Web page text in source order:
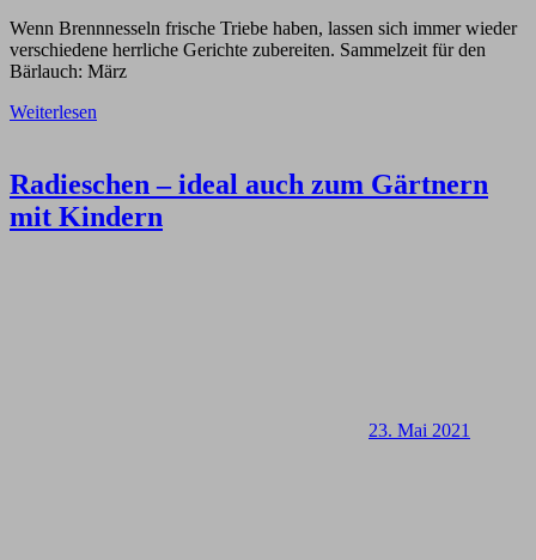
Wenn Brennnesseln frische Triebe haben, lassen sich immer wieder
verschiedene herrliche Gerichte zubereiten. Sammelzeit für den
Bärlauch: März
Weiterlesen
Radieschen – ideal auch zum Gärtnern
mit Kindern
23. Mai 2021